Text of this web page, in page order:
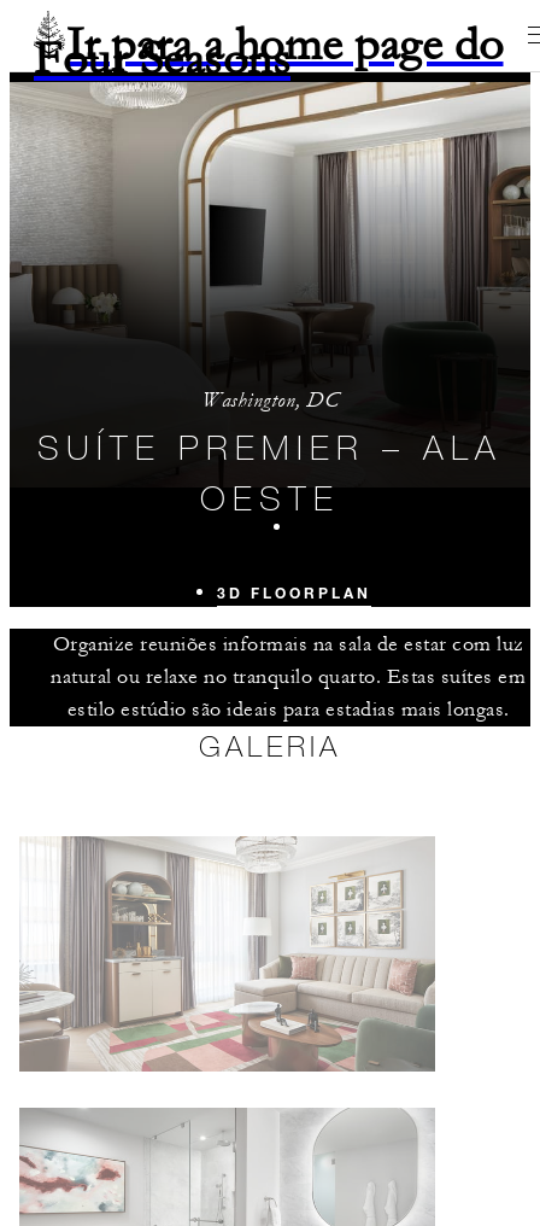
Ir para a home page do
Four Seasons
Washington, DC
SUÍTE PREMIER – ALA
OESTE
3D FLOORPLAN
Organize reuniões informais na sala de estar com luz
natural ou relaxe no tranquilo quarto. Estas suítes em
estilo estúdio são ideais para estadias mais longas.
GALERIA